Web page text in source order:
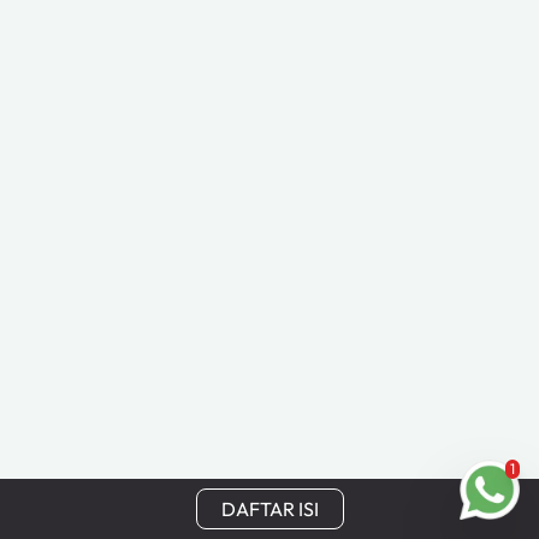
DAFTAR ISI
1